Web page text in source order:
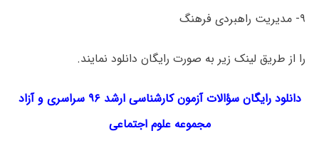
۹- مدیریت راهبردی فرهنگ
را از طریق لینک‌ زیر به صورت رایگان دانلود نمایند.
دانلود رایگان سؤالات آزمون کارشناسی ارشد ۹۶ سراسری و آزاد
مجموعهعلوم اجتماعی